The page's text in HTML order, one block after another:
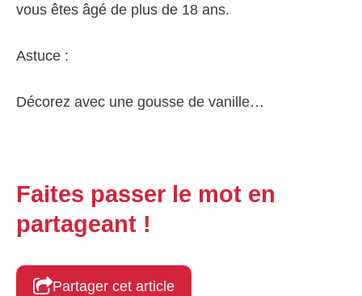
vous êtes âgé de plus de 18 ans.
Astuce :
Décorez avec une gousse de vanille…
Faites passer le mot en
partageant !
Partager cet article